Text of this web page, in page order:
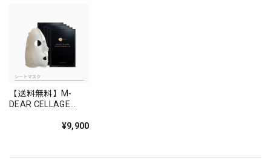
【送料無料】M-
DEAR CELLAGE
ジュ ）エムディア
¥9,900